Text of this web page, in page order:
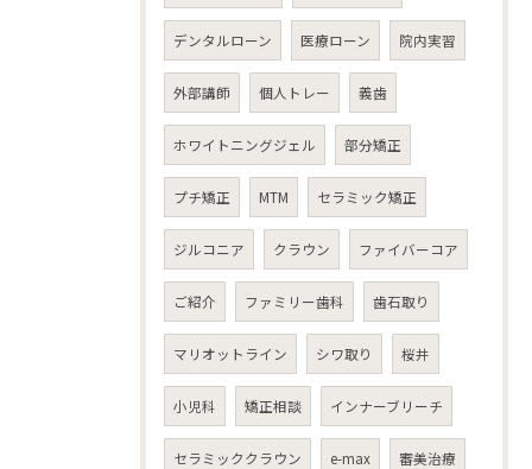
デンタルローン 医療ローン 院内実習
外部講師 個人トレー 義歯
ホワイトニングジェル 部分矯正
プチ矯正 MTM セラミック矯正
ジルコニア クラウン ファイバーコア
ご紹介 ファミリー歯科 歯石取り
マリオットライン シワ取り 桜井
小児科 矯正相談 インナーブリーチ
セラミッククラウン e-max 審美治療